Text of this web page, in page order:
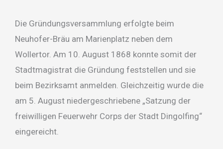
Die Gründungsversammlung erfolgte beim
Neuhofer-Bräu am Marienplatz neben dem
Wollertor. Am 10. August 1868 konnte somit der
Stadtmagistrat die Gründung feststellen und sie
beim Bezirksamt anmelden. Gleichzeitig wurde die
am 5. August niedergeschriebene „Satzung der
freiwilligen Feuerwehr Corps der Stadt Dingolfing“
eingereicht.